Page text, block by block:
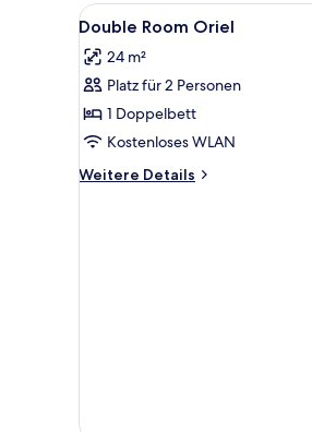
Alle
Fotos
für
Double
Room
Oriel
anzeigen
4
Double Room Oriel
24 m²
Platz für 2 Personen
1 Doppelbett
Kostenloses WLAN
Weitere Details
Weitere